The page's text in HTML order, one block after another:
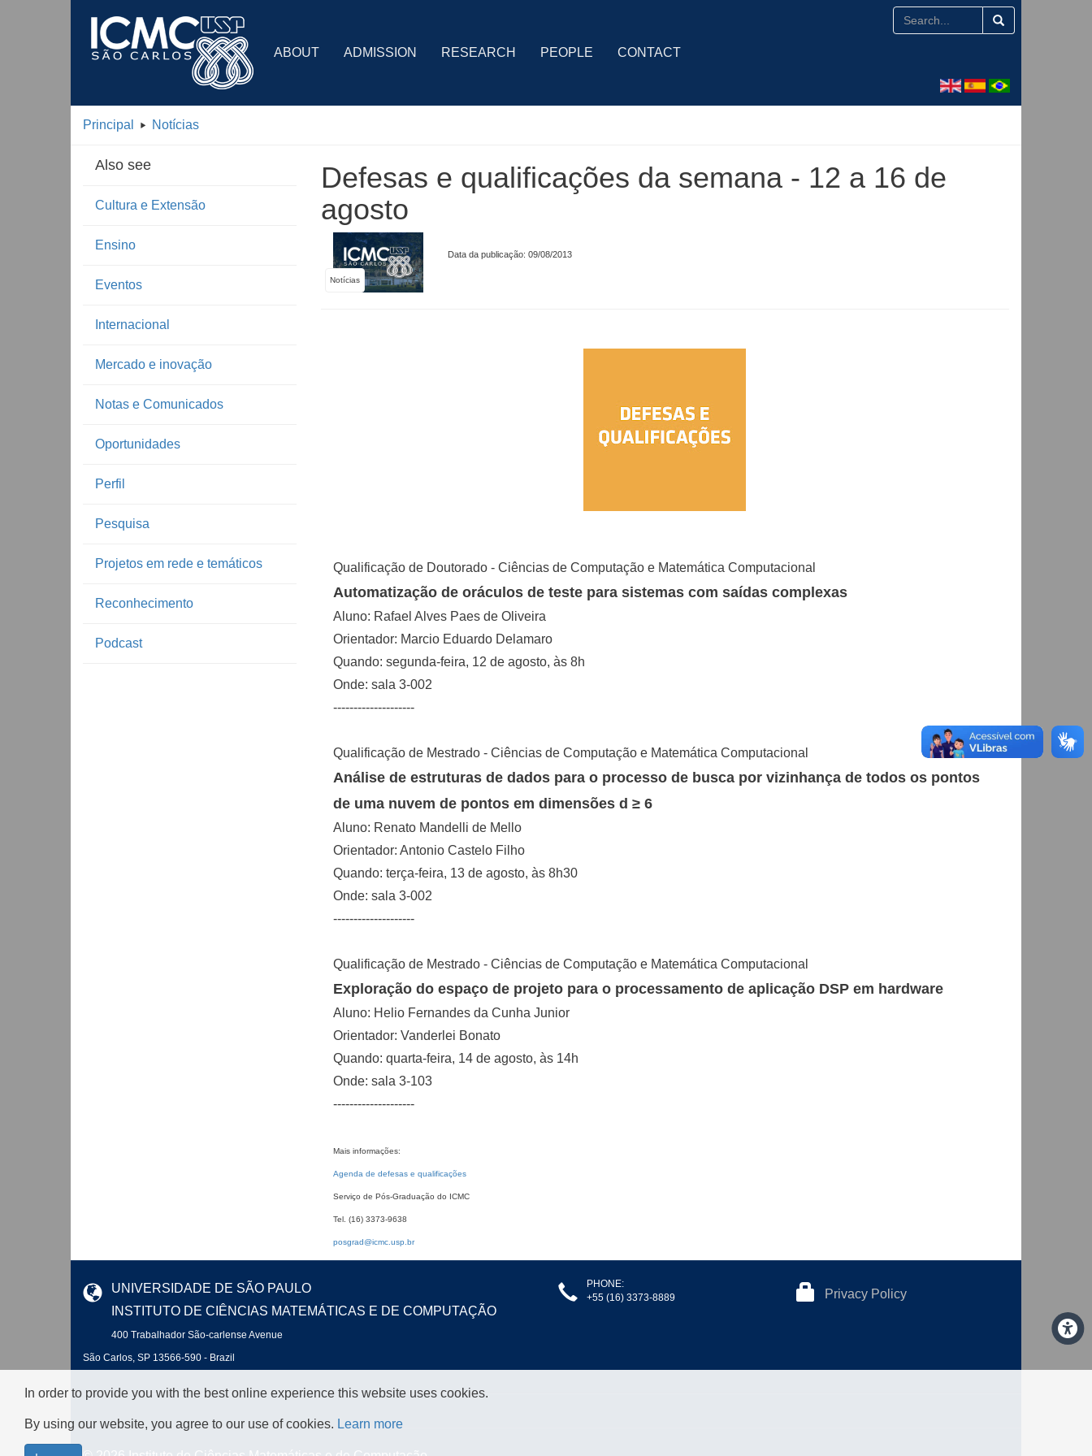
ABOUT ADMISSION RESEARCH PEOPLE CONTACT
Principal Notícias
Also see
Cultura e Extensão
Ensino
Eventos
Internacional
Mercado e inovação
Notas e Comunicados
Oportunidades
Perfil
Pesquisa
Projetos em rede e temáticos
Reconhecimento
Podcast
Defesas e qualificações da semana - 12 a 16 de
agosto
Notícias
Data da publicação: 09/08/2013
Qualificação de Doutorado - Ciências de Computação e Matemática Computacional
Automatização de oráculos de teste para sistemas com saídas complexas
Aluno: Rafael Alves Paes de Oliveira
Orientador: Marcio Eduardo Delamaro
Quando: segunda-feira, 12 de agosto, às 8h
Onde: sala 3-002
--------------------
Qualificação de Mestrado - Ciências de Computação e Matemática Computacional
Análise de estruturas de dados para o processo de busca por vizinhança de todos os pontos
de uma nuvem de pontos em dimensões d ≥ 6
Aluno: Renato Mandelli de Mello
Orientador: Antonio Castelo Filho
Quando: terça-feira, 13 de agosto, às 8h30
Onde: sala 3-002
--------------------
Qualificação de Mestrado - Ciências de Computação e Matemática Computacional
Exploração do espaço de projeto para o processamento de aplicação DSP em hardware
Aluno: Helio Fernandes da Cunha Junior
Orientador: Vanderlei Bonato
Quando: quarta-feira, 14 de agosto, às 14h
Onde: sala 3-103
--------------------
Mais informações:
Agenda de defesas e qualificações
Serviço de Pós-Graduação do ICMC
Tel. (16) 3373-9638
posgrad@icmc.usp.br
UNIVERSIDADE DE SÃO PAULO
INSTITUTO DE CIÊNCIAS MATEMÁTICAS E DE COMPUTAÇÃO
400 Trabalhador São-carlense Avenue
São Carlos, SP 13566-590 - Brazil
PHONE:
+55 (16) 3373-8889
Privacy Policy
In order to provide you with the best online experience this website uses cookies.
By using our website, you agree to our use of cookies. Learn more